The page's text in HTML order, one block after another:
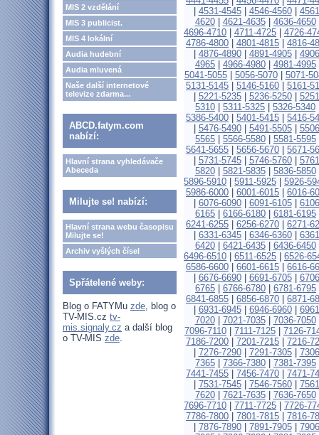
MIS 2 vzdělání
MIS 3 publicist.
MIS 4 lokální
Audia hudební
Audia mluvená
Naše další internetové
televize zdarma...
ABCD.fatym.com
nabízí:
Hlavní strana vyhledávače
Abeceda
Milujte se! nabízí:
Hlavní strana webu časopisu
Milujte se!
Archiv vyšlých čísel
Spřátelené weby:
Blog o FATYMu zde, blog o
TV-MIS.cz tv-
mis.signaly.cz a další blog
o TV-MIS zde.
4531-4545| 4546-4560|
4620| 4621-4635| 4636-4650
4696-4710
4711-4725
4726-
4786-4800
4801-4815
4816-
4876-4890| 4891-4905|
4965
4966-4980 4981-4995
5041-5055| 5056-5070| 5071-
5131-5145
5146-5160
5161-
5221-5235| 5236-5250|
5310
5311-5325 5326-5340
5386-5400
5401-5415
5416-
5476-5490| 5491-5505|
5565
5566-5580 5581-5595
5641-5655
5656-5670
5671-
5731-5745| 5746-5760|
5820| 5821-5835| 5836-5850
5896-5910
5911-5925
5926-
5986-6000
6001-6015
6016-
6076-6090| 6091-6105|
6165
6166-6180 6181-6195
6241-6255
6256-6270
6271-
6331-6345| 6346-6360|
6420| 6421-6435| 6436-6450
6496-6510
6511-6525
6526-
6586-6600
6601-6615
6616-
6676-6690| 6691-6705|
6765
6766-6780 6781-6795
6841-6855
6856-6870
6871-
6931-6945| 6946-6960|
7020| 7021-7035| 7036-7050
7096-7110
7111-7125
7126-
7186-7200
7201-7215
7216-
7276-7290| 7291-7305|
7365
7366-7380 7381-7395
7441-7455
7456-7470
7471-
7531-7545| 7546-7560|
7620| 7621-7635| 7636-7650
7696-7710
7711-7725
7726-
7786-7800
7801-7815
7816-
7876-7890| 7891-7905|